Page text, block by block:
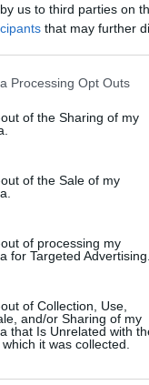
us to third parties on
that may further
website/app uses one
visit or usage behaviour.
to Google and its
specified purposes
Processing Opt Outs
of the Sharing of my
of the Sale of my
of processing my
for Targeted Advertising.
of Collection, Use,
and/or Sharing of my
that Is Unrelated with
it was collected.
minden
Azt lehet
a mind
áttörés során
nem tudott
ellátásáról, a
sem érkeztek
és lerongyolódtak,
osztrák–magyar
teljes értékű
mint
érveltek,
de olyanok is,
kiinduló
osztálya és
a
a saját